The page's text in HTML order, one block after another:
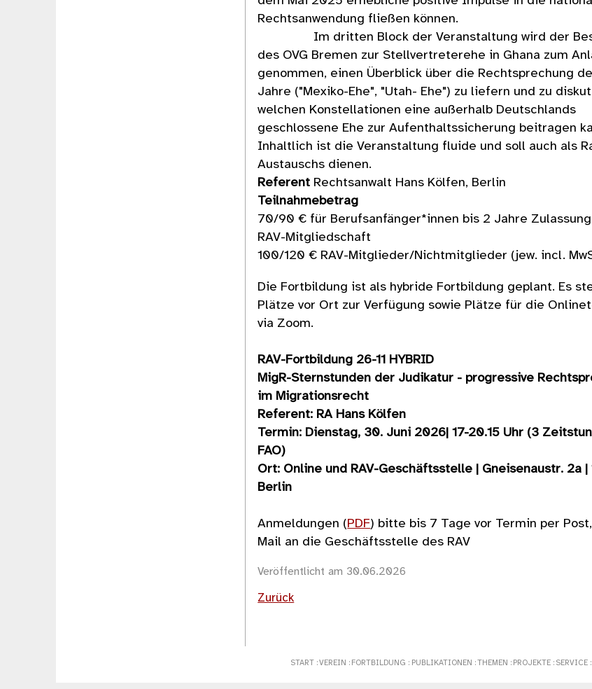
Rechtsanwendung fließen können.
Im dritten Block der Veranstaltung wird der
des OVG Bremen zur Stellvertreterehe in Ghana zum
genommen, einen Überblick über die Rechtsprechung
Jahre ("Mexiko-Ehe", "Utah- Ehe") zu liefern und zu
welchen Konstellationen eine außerhalb Deutschlands
geschlossene Ehe zur Aufenthaltssicherung beitragen
Inhaltlich ist die Veranstaltung fluide und soll auch als
Austauschs dienen.
Referent Rechtsanwalt Hans Kölfen, Berlin
Teilnahmebetrag
70/90 € für Berufsanfänger*innen bis 2 Jahre
RAV-Mitgliedschaft
100/120 € RAV-Mitglieder/Nichtmitglieder (jew. incl.
Die Fortbildung ist als hybride Fortbildung geplant. Es
Plätze vor Ort zur Verfügung sowie Plätze für die
via Zoom.
RAV-Fortbildung 26-11 HYBRID
MigR-Sternstunden der Judikatur - progressive
im Migrationsrecht
Referent: RA Hans Kölfen
Termin: Dienstag, 30. Juni 2026| 17-20.15 Uhr (3
FAO)
Ort: Online und RAV-Geschäftsstelle | Gneisenaustr. 2a |
Berlin
Anmeldungen (PDF) bitte bis 7 Tage vor Termin per
Mail an die Geschäftsstelle des RAV
Veröffentlicht am 30.06.2026
Zurück
START:VEREIN : FORTBILDUNG : PUBLIKATIONEN : THEMEN : PROJEKTE: SERVICE :